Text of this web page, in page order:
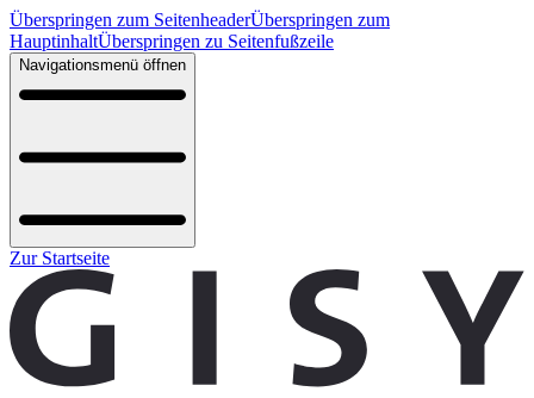
Überspringen zum SeitenheaderÜberspringen zum
HauptinhaltÜberspringen zu Seitenfußzeile
Navigationsmenü öffnen
Zur Startseite